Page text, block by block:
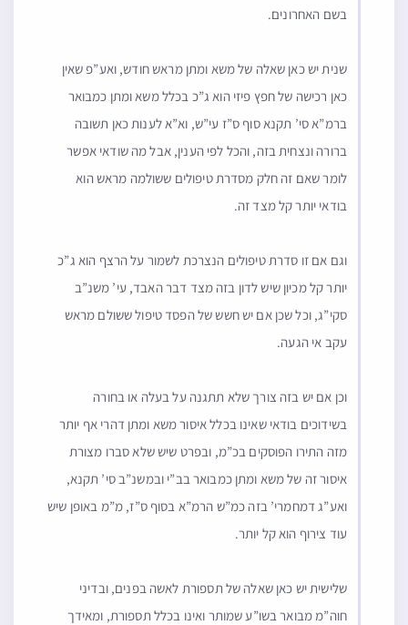
בשם האחרונים.
שנית יש כאן שאלה של משא ומתן מראש חודש, ואע”פ שאין
כאן רכישה של חפץ פיזי הוא ג”כ בכלל משא ומתן כמבואר
ברמ”א סי’ תקנא סוף ס”ז עי”ש, וא”א לענות כאן תשובה
ברורה ונצחית בזה, והכל לפי הענין, אבל מה שודאי אפשר
לומר שאם זה חלק מסדרת טיפולים ששולמה מראש הוא
בודאי יותר קל מצד זה.
וגם אם זו סדרת טיפולים הנצרכת לשמור על הרצף הוא ג”כ
יותר קל מכיון שיש לדון בזה מצד דבר האבד, עי’ משנ”ב
סקי”ג, וכל שכן אם יש חשש של הפסד טיפול ששולם מראש
עקב אי הגעה.
וכן אם יש בזה צורך שלא תתגנה על בעלה או בחורה
בשידוכים בודאי שאינו בכלל איסור משא ומתן דהרי אף יותר
מזה התירו הפוסקים בכ”מ, ובפרט שיש שלא סברו מצורת
איסור זה של משא ומתן כמבואר בב”י ובמשנ”ב סי’ תקנא,
ואע”ג דמחמרי’ בזה כמ”ש הרמ”א בסוף ס”ז, מ”מ באופן שיש
עוד צירוף הוא קל יותר.
שלישית יש כאן שאלה של תספורת לאשה בפנים, ובדיני
חוה”מ מבואר בשו”ע שמותר ואינו בכלל תספורת, ומאידך